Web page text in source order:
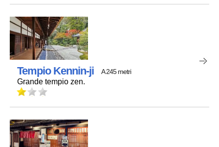
Tempio Kennin-ji A 245 metri
Grande tempio zen.